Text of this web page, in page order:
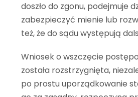
doszło do zgonu, podejmuje
zabezpieczyć mienie lub
też, że do sądu występują
Wniosek o wszczęcie
została rozstrzygnięta,
po prostu uporządkowanie